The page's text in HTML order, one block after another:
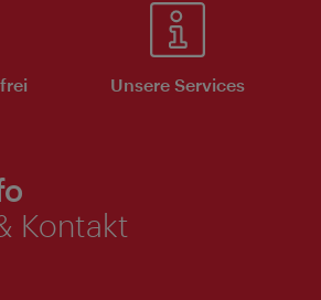
Unsere Services
Kontakt